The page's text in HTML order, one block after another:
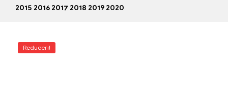
2015 2016 2017 2018 2019 2020
Reduceri!